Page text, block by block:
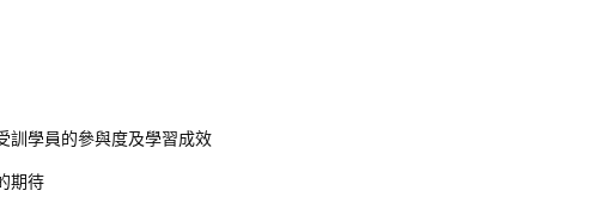
訓學員的參與度及學習成效
期待